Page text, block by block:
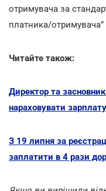
отримувача за
платника/отримувача”
Читайте також:
Директор та засновник
нараховувати
З 19 липня за
заплатити в 4 рази